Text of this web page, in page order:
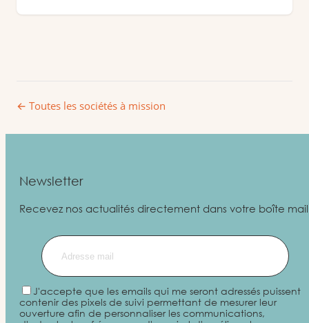
← Toutes les sociétés à mission
Newsletter
Recevez nos actualités directement dans votre boîte mail
J'accepte que les emails qui me seront adressés puissent
contenir des pixels de suivi permettant de mesurer leur
ouverture afin de personnaliser les communications,